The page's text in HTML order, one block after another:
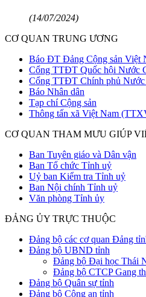
(14/07/2024)
CƠ QUAN TRUNG ƯƠNG
Báo ĐT Đảng Cộng sản Việt
Cổng TTĐT Quốc hội Nước
Cổng TTĐT Chính phủ
Báo Nhân dân
Tạp chí Cộng sản
Thông tấn xã Việt Nam
CƠ QUAN THAM MƯU GIÚP
Ban Tuyên giáo và Dân vận
Ban Tổ chức Tỉnh uỷ
Uỷ ban Kiểm tra Tỉnh uỷ
Ban Nội chính Tỉnh uỷ
Văn phòng Tỉnh ủy
ĐẢNG ỦY TRỰC THUỘC
Đảng bộ các cơ quan Đảng
Đảng bộ UBND tỉnh
Đảng bộ Đại học Thái
Đảng bộ CTCP Gang
Đảng bộ Quân sự tỉnh
Đảng bộ Công an tỉnh